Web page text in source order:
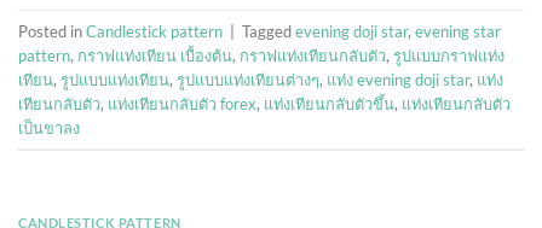
Posted inCandlestick pattern Taggedevening doji star, evening star
pattern, กราฟแท่งเทียน เบื้องต้น, กราฟแท่งเทียนกลับตัว, รูปแบบกราฟแท่ง
เทียน, รูปแบบแท่งเทียน, รูปแบบแท่งเทียนต่างๆ, แท่ง evening doji star, แท่ง
เทียนกลับตัว, แท่งเทียนกลับตัว forex, แท่งเทียนกลับตัวขึ้น, แท่งเทียนกลับตัว
เป็นขาลง
CANDLESTICK PATTERN